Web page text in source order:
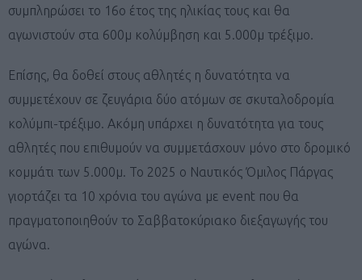
συμπληρώσει το 16ο έτος της ηλικίας τους και θα
αγωνιστούν στα 600μ κολύμβηση και 5.000μ τρέξιμο.
Επίσης, θα δοθεί στους αθλητές η δυνατότητα να
συμμετέχουν σε ζευγάρια δύο ατόμων σε σκυταλοδρομία
κολύμπι-τρέξιμο. Ακόμη υπάρχει η δυνατότητα για τους
αθλητές που επιθυμούν να συμμετάσχουν μόνο στο δρομικό
κομμάτι των 5.000μ. Το 2025 ο Ναυτικός Όμιλος Πάργας
γιορτάζει τα 10 χρόνια του αγώνα με event που θα
πραγματοποιηθούν το Σαββατοκύριακο διεξαγωγής του
αγώνα.